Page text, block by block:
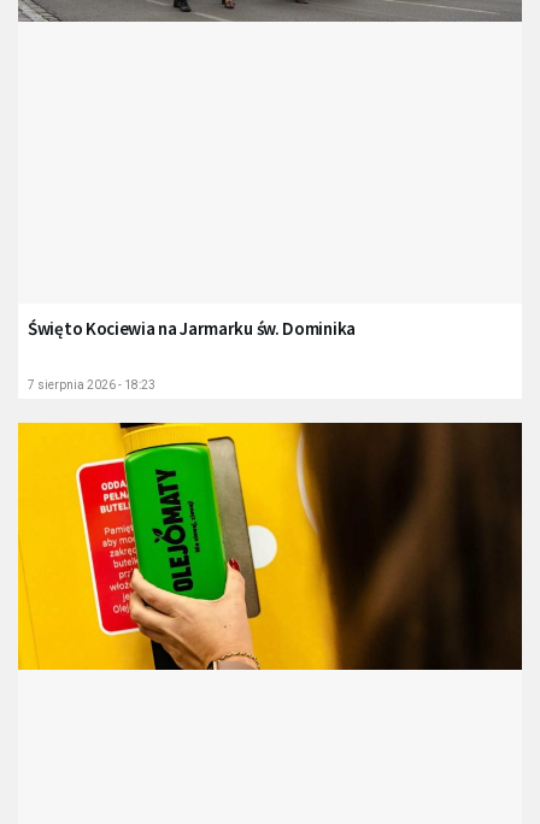
Święto Kociewia na Jarmarku św. Dominika
7 sierpnia 2026 - 18:23